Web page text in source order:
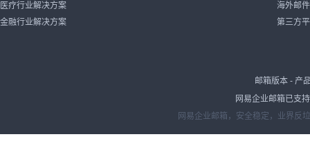
医疗行业解决方案
金融行业解决方案
海外邮
第三方
邮箱版本 - 产
网易企业邮箱已支
网易企业邮箱，安全稳定，业界反